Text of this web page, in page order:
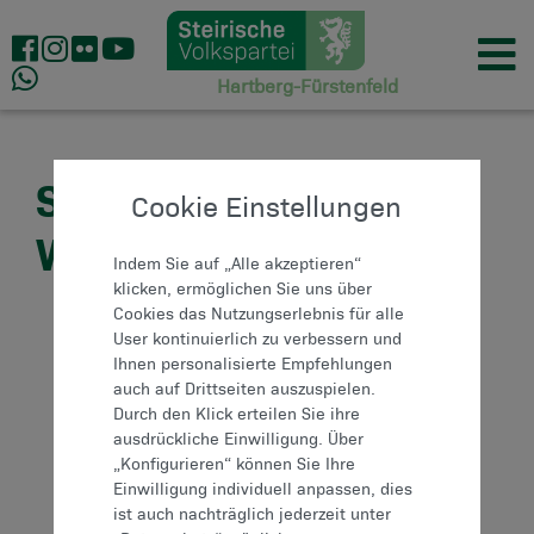
Hartberg-Fürstenfeld
STEIRISCHER
WIRTSCHAFTSBUND
Cookie Einstellungen
Indem Sie auf „Alle akzeptieren“
klicken, ermöglichen Sie uns über
Cookies das Nutzungserlebnis für alle
User kontinuierlich zu verbessern und
Ihnen personalisierte Empfehlungen
auch auf Drittseiten auszuspielen.
Durch den Klick erteilen Sie ihre
ausdrückliche Einwilligung. Über
„Konfigurieren“ können Sie Ihre
Einwilligung individuell anpassen, dies
ist auch nachträglich jederzeit unter